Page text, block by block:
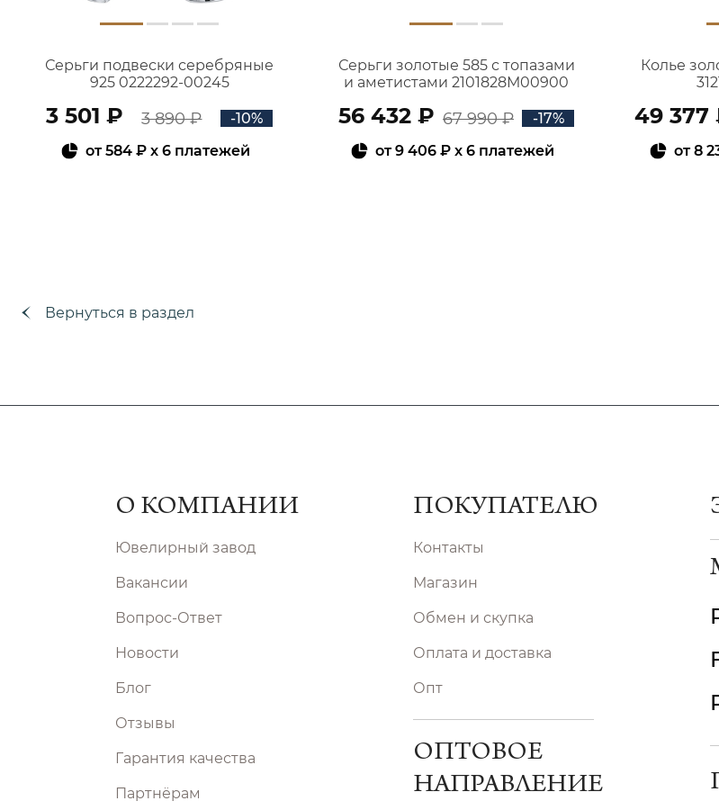
Серьги подвески серебряные
925 0222292-00245
3 501 ₽ 3 890 ₽
-10%
от584 ₽ x 6 платежей
Серьги золотые 585 с топазами
и аметистами 2101828М00900
56 432 ₽ 67 990 ₽
-17%
от9 406 ₽ x 6 платежей
Колье
49 377
от8
Вернуться в раздел
О КОМПАНИИ
Ювелирный завод
Вакансии
Вопрос-Ответ
Новости
Блог
Отзывы
Гарантия качества
Партнёрам
ПОКУПАТЕЛЮ
Контакты
Магазин
Обмен и скупка
Оплата и доставка
Опт
ОПТОВОЕ
НАПРАВЛЕНИЕ